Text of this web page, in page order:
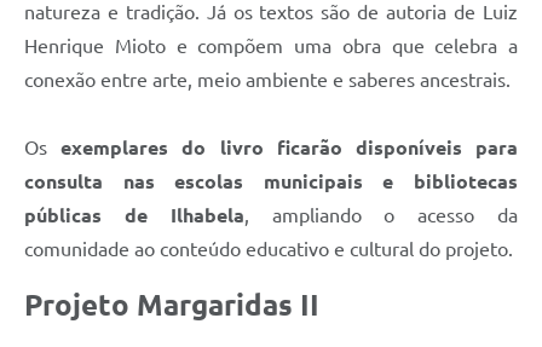
natureza e tradição. Já os textos são de autoria de Luiz
Henrique Mioto e compõem uma obra que celebra a
conexão entre arte, meio ambiente e saberes ancestrais.
Osexemplares do livro ficarão disponíveis para
consulta nas escolas municipais e bibliotecas
públicas de Ilhabela , ampliando o acesso da
comunidade ao conteúdo educativo e cultural do projeto.
Projeto Margaridas II